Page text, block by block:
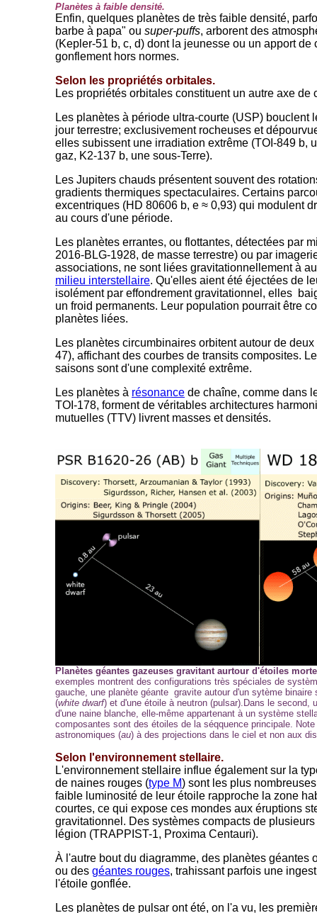
Planètes à faible densité.
Enfin, quelques planètes de très faible densité,
barbe à papa" ou super-puffs, arborent des
(Kepler-51 b, c, d) dont la jeunesse ou un apport
gonflement hors normes.
Selon les propriétés orbitales.
Les propriétés orbitales constituent un autre axe de
Les planètes à période ultra-courte (USP) bouclent
jour terrestre; exclusivement rocheuses et
elles subissent une irradiation extrême (TOI-849 b,
gaz, K2-137 b, une sous-Terre).
Les Jupiters chauds présentent souvent des
gradients thermiques spectaculaires. Certains
excentriques (HD 80606 b, e ≈ 0,93) qui modulent
au cours d'une période.
Les planètes errantes, ou flottantes, détectées par
2016-BLG-1928, de masse terrestre) ou par
associations, ne sont liées gravitationnellement à
milieu interstellaire. Qu'elles aient été éjectées de
isolément par effondrement gravitationnel, elles
un froid permanents. Leur population pourrait être
planètes liées.
Les planètes circumbinaires orbitent autour de
47), affichant des courbes de transits composites.
saisons sont d'une complexité extrême.
Les planètes à résonance de chaîne, comme dans
TOI-178, forment de véritables architectures
mutuelles (TTV) livrent masses et densités.
Planètes géantes gazeuses gravitant aurtour d'étoiles
exemples montrent des configurations très spéciales de
gauche, une planète géante gravite autour d'un sytème binaire
(white dwarf) et d'une étoile à neutron (pulsar).Dans le second,
d'une naine blanche, elle-même appartenant à un système
composantes sont des étoiles de la séqquence principale.
astronomiques (au) à des projections dans le ciel et non aux
Selon l'environnement stellaire.
L'environnement stellaire influe également sur la
de naines rouges (type M) sont les plus
faible luminosité de leur étoile rapproche la zone
courtes, ce qui expose ces mondes aux éruptions
gravitationnel. Des systèmes compacts de
légion (TRAPPIST-1, Proxima Centauri).
À l'autre bout du diagramme, des planètes géantes
ou des géantes rouges, trahissant parfois une
l'étoile gonflée.
Les planètes de pulsar ont été, on l'a vu, les